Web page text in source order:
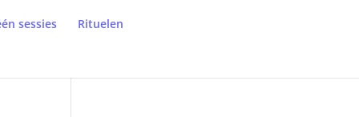
sessies
Rituelen